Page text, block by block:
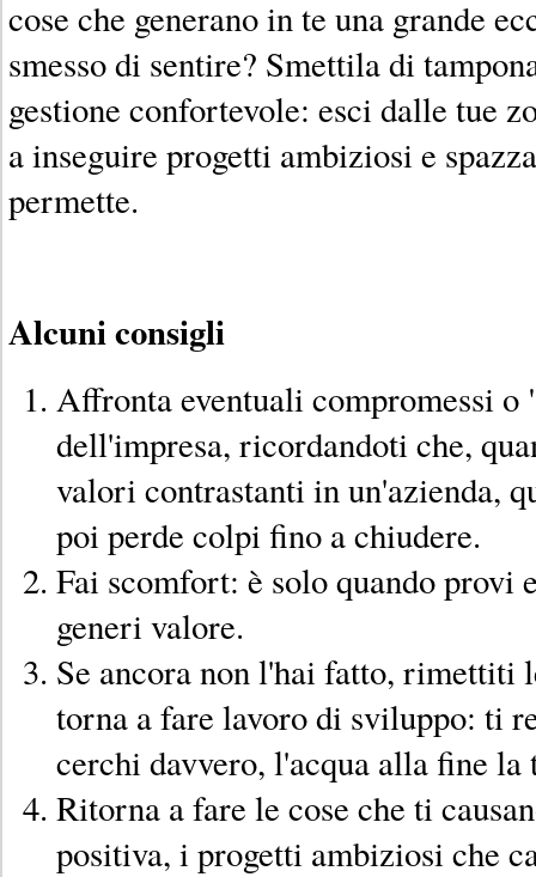
cose che generano in te una grande
smesso di sentire? Smettila di
gestione confortevole: esci dalle tue
a inseguire progetti ambiziosi e
permette.
Alcuni consigli
Affronta eventuali compromessi
dell'impresa, ricordandoti che,
valori contrastanti in un'azienda,
poi perde colpi fino a chiudere.
Fai scomfort: è solo quando provi
generi valore.
Se ancora non l'hai fatto, rimettiti
torna a fare lavoro di sviluppo: ti
cerchi davvero, l'acqua alla fine la
Ritorna a fare le cose che ti
positiva, i progetti ambiziosi che